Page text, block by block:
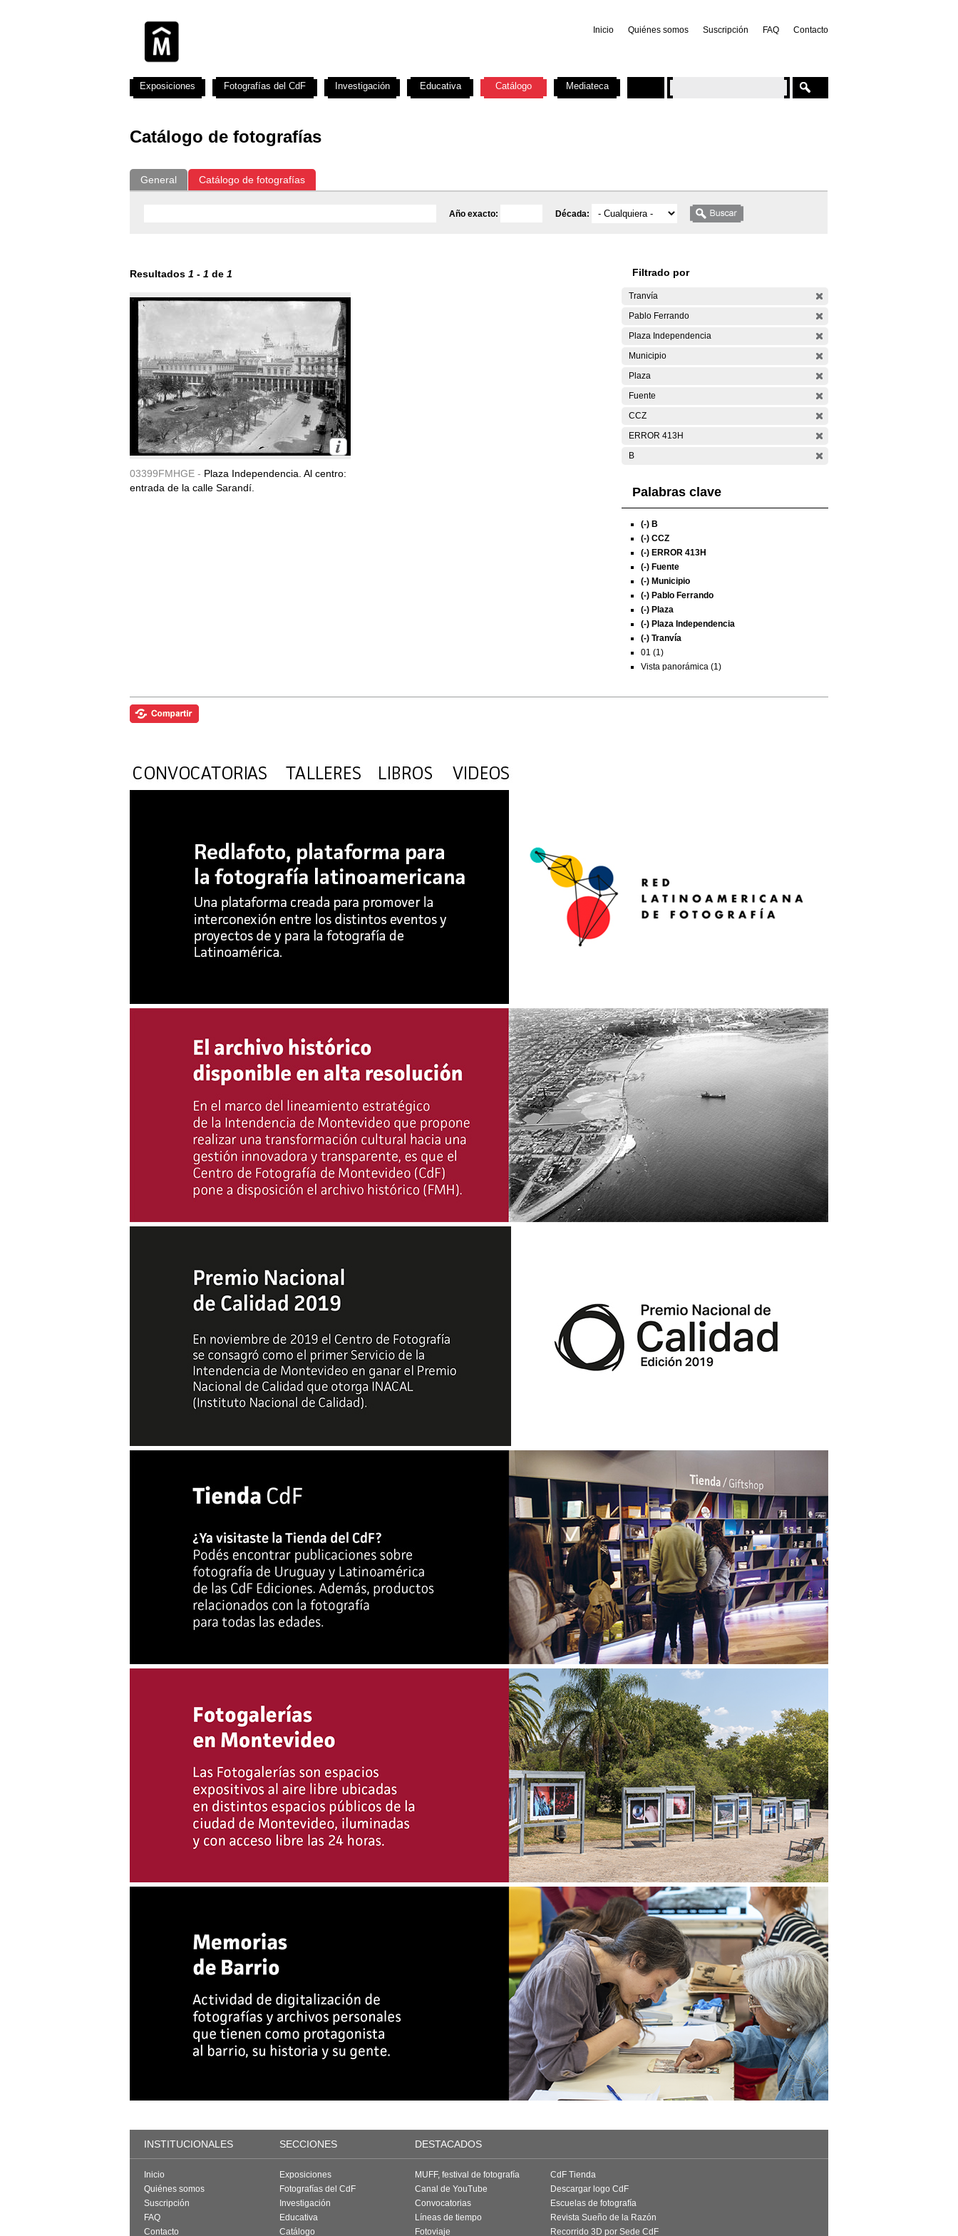
Inicio Quiénes somos Suscripción FAQ Contacto
Catálogo de fotografías
General Catálogo de fotografías
Año exacto: Década:
Resultados 1 - 1 de 1
03399FMHGE - Plaza Independencia. Al centro:
entrada de la calle Sarandí.
Filtrado por
Tranvía
Pablo Ferrando
Plaza Independencia
Municipio
Plaza
Fuente
CCZ
ERROR 413H
B
Palabras clave
(-) B
(-) CCZ
(-) ERROR 413H
(-) Fuente
(-) Municipio
(-) Pablo Ferrando
(-) Plaza
(-) Plaza Independencia
(-) Tranvía
01 (1)
Vista panorámica (1)
Exposiciones Fotografías del CdF Investigación Educativa Catálogo Mediateca
INSTITUCIONALES SECCIONES DESTACADOS
Inicio
Quiénes somos
Suscripción
FAQ
Contacto
Exposiciones
Fotografías del CdF
Investigación
Educativa
Catálogo
MUFF, festival de fotografía
Canal de YouTube
Convocatorias
Líneas de tiempo
Fotoviaje
CdF Tienda
Descargar logo CdF
Escuelas de fotografía
Revista Sueño de la Razón
Recorrido 3D por Sede CdF